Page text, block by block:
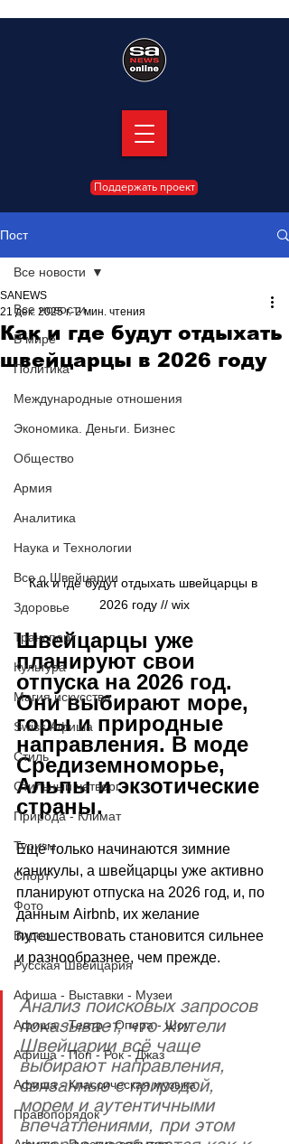
Поддержать проект
Пост
Все новости
В мире
Политика
Международные отношения
Экономика. Деньги. Бизнес
Общество
Армия
Аналитика
Наука и Технологии
Все о Швейцарии
Здоровье
Транспорт
Культура
Магия искусства
Swiss Афиша
Стиль
Стильный четверг
Природа - Климат
Туризм
Спорт
Фото
Видео
Русская Швейцария
Афиша - Выставки - Музеи
Афиша - Театр - Опера - Шоу
Афиша - Поп - Рок - Джаз
Афиша - Классическая музыка
Правопорядок
Все новости
Как и где будут отдыхать
швейцарцы в 2026 году
SANEWS
21 дек. 2025 г. 2 мин. чтения
Как и где будут отдыхать швейцарцы в
2026 году // wix
Швейцарцы уже
планируют свои
отпуска на 2026 год.
Они выбирают море,
горы и природные
направления. В моде
Средиземноморье,
Альпы и экзотические
страны.
Ещё только начинаются зимние
каникулы, а швейцарцы уже активно
планируют отпуска на 2026 год, и, по
данным Airbnb, их желание
путешествовать становится сильнее
и разнообразнее, чем прежде.
Анализ поисковых запросов
показывает, что жители
Швейцарии всё чаще
выбирают направления,
связанные с природой,
морем и аутентичными
впечатлениями, при этом